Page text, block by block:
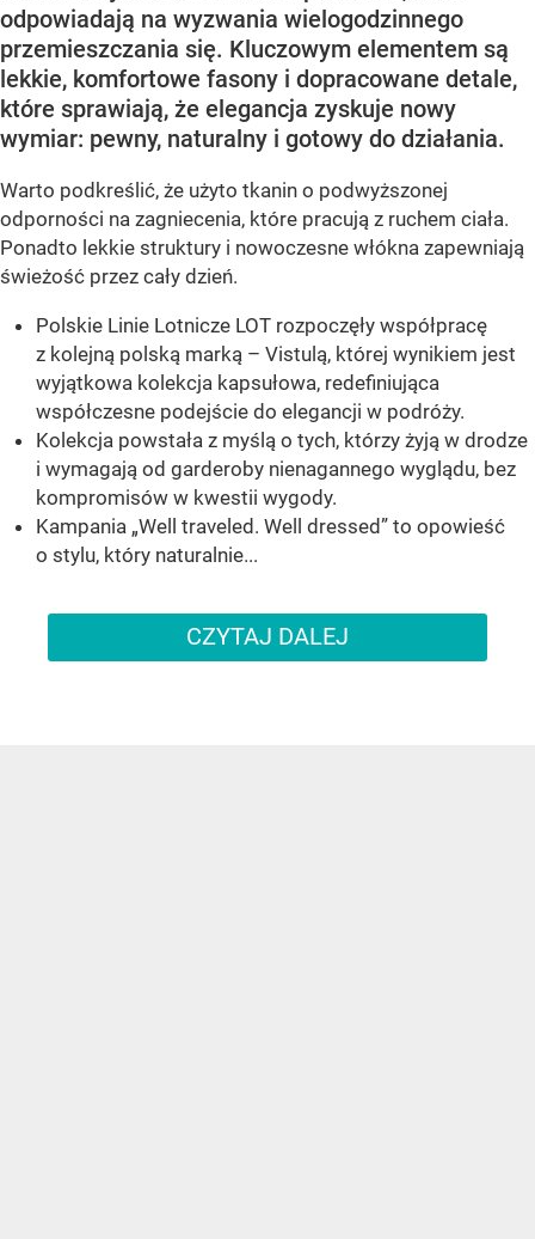
odpowiadają na wyzwania wielogodzinnego
przemieszczania się. Kluczowym elementem są
lekkie, komfortowe fasony i dopracowane detale,
które sprawiają, że elegancja zyskuje nowy
wymiar: pewny, naturalny i gotowy do działania.
Warto podkreślić, że użyto tkanin o podwyższonej
odporności na zagniecenia, które pracują z ruchem ciała.
Ponadto lekkie struktury i nowoczesne włókna zapewniają
świeżość przez cały dzień.
Polskie Linie Lotnicze LOT rozpoczęły współpracę
z kolejną polską marką – Vistulą, której wynikiem jest
wyjątkowa kolekcja kapsułowa, redefiniująca
współczesne podejście do elegancji w podróży.
Kolekcja powstała z myślą o tych, którzy żyją w drodze
i wymagają od garderoby nienagannego wyglądu, bez
kompromisów w kwestii wygody.
Kampania „Well traveled. Well dressed” to opowieść
o stylu, który naturalnie...
CZYTAJ DALEJ